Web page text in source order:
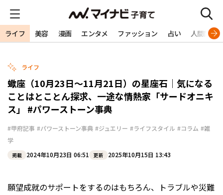
ライフ 美容 漫画 エンタメ ファッション 占い 人間関係
ライフ
蠍座（10月23日〜11月21日）の星座石｜気になる
ことはとことん探求、一途な情熱家「サードオニキ
ス」 #パワーストーン事典
#甲府記事 #パワーストーン事典 #ジュエリー #ライフスタイル #コラム #雑
学
掲載 2024年10月23日 06:51 更新 2025年10月15日 13:43
願望成就のサポートをするのはもちろん、トラブルや災難